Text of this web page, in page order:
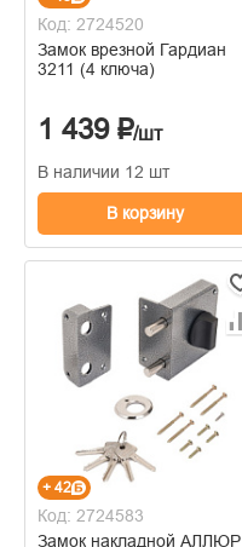
Код: 2724520
Замок врезной Гардиан
3211 (4 ключа)
1 439 ₽/шт
В наличии 12 шт
В корзину
+ 42
Код: 2724583
Замок накладной АЛЛЮР